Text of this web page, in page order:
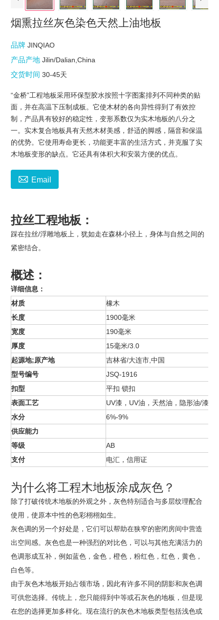
烟熏拉丝灰色染色天然上油地板
品牌JINQIAO
产品产地Jilin/Dalian,China
交货时间30-45天
“金桥”工程地板采用环保型胶水按照十字图案排列不同种类的贴
面，并在高温下压制成板。它使木材的各向异性得到了有效控
制，产品具有较好的稳定性，变形系数仅为实木地板的八分之
一。实木复合地板具有天然木材美感，舒适的脚感，隔音和保温
的优势。它使用寿命更长，功能更丰富的生活方式，并克服了实
木地板变形的缺点。它还具有体积大和安装方便的优点。
 Email
拉丝工程地板：
踩在拉丝/浮雕地板上，犹如走在森林小径上，身体与自然之间的
紧密结合。
概述：
详细信息：
材质
橡木
长度
1900毫米
宽度
190毫米
厚度
15毫米/3.0
起源地;原产地
吉林省/大连市,中国
型号编号
JSQ-1916
扣型
平扣 锁扣
表面工艺
UV漆，UV油，天然油，隐形油/漆
水分
6%-9%
供应能力
等级
AB
支付
电汇，信用证
为什么将工程木地板涂成灰色？
除了打破传统木地板的外观之外，灰色特别适合与多层纹理配合
使用，使原本中性的色彩栩栩如生。
灰色调的另一个好处是，它们可以帮助在狭窄的密闭房间中营造
出空间感。灰色也是一种强烈的对比色，可以与其他充满活力的
色调形成互补，例如蓝色，金色，橙色，粉红色，红色，黄色，
白色等。
由于灰色木地板开始占领市场，因此有许多不同的阴影和灰色调
可供您选择。传统上，您只能得到中等或石灰色的地板，但是现
在您的选择更加多样化。现在流行的灰色木地板类型包括浅色或